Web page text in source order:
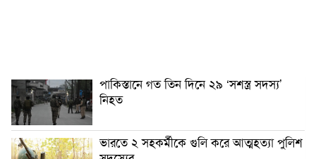
পাকিস্তানে গত তিন দিনে ২৯ ‘সশস্ত্র সদস্য’
নিহত
ভারতে ২ সহকর্মীকে গুলি করে আত্মহত্যা পুলিশ